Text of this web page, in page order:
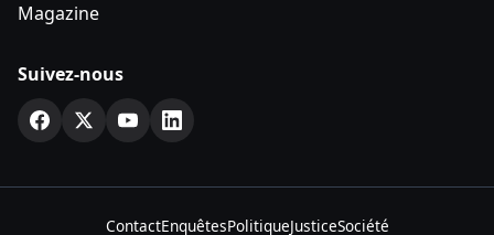
Magazine
Suivez-nous
ContactEnquêtesPolitiqueJusticeSociété